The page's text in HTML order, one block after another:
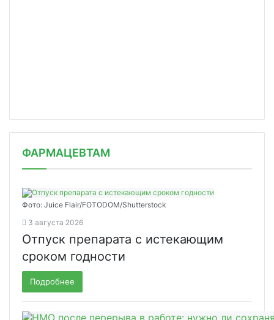
ФАРМАЦЕВТАМ
Фото: Juice Flair/FOTODOM/Shutterstoсk
3 августа 2026
Отпуск препарата с истекающим
сроком годности
Подробнее